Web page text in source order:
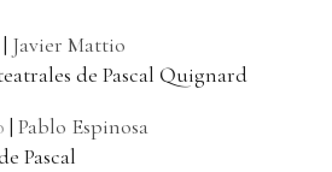
| Javier Mattio
de Pascal Quignard
| Pablo Espinosa
Pascal